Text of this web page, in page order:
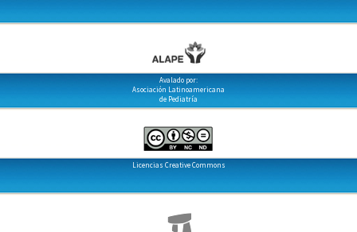
Avalado por:
Asociación Latinoamericana
de Pediatría
Licencias Creative Commons